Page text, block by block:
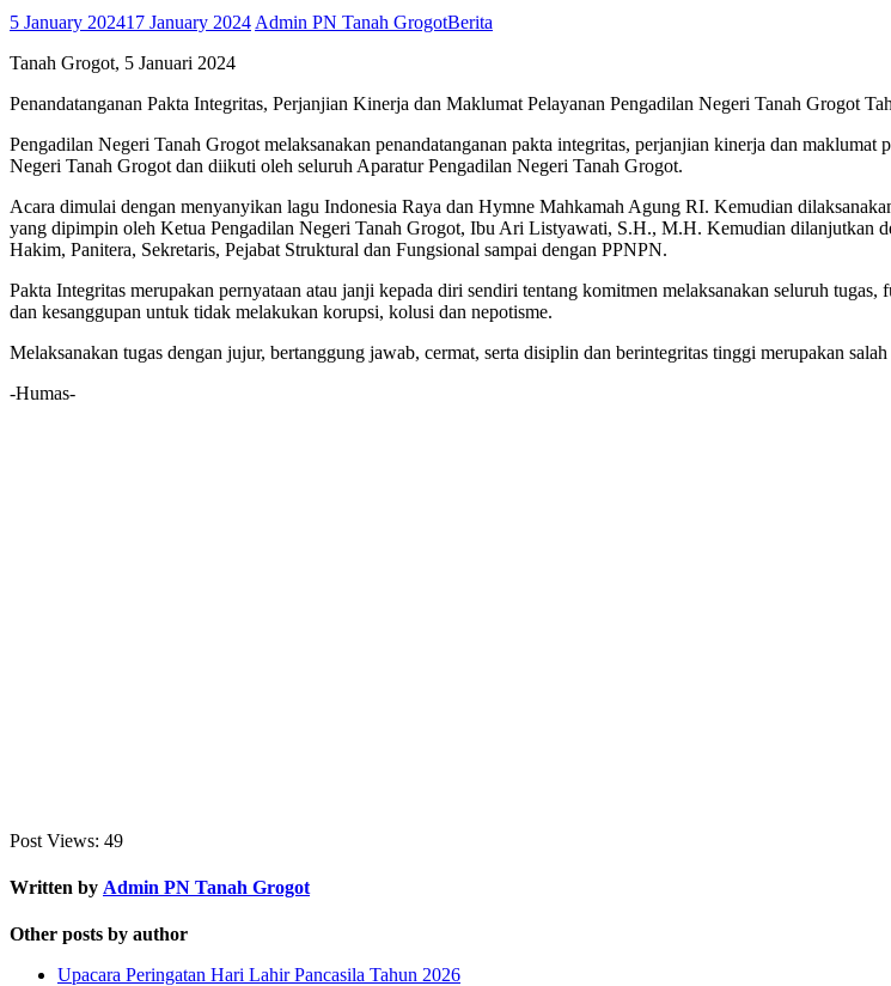
5 January 202417 January 2024 Admin PN Tanah GrogotBerita
Tanah Grogot, 5 Januari 2024
Penandatanganan Pakta Integritas, Perjanjian Kinerja dan Maklumat Pelayanan Pengadilan Negeri Tanah Grogot
Pengadilan Negeri Tanah Grogot melaksanakan penandatanganan pakta integritas, perjanjian kinerja dan
Negeri Tanah Grogot dan diikuti oleh seluruh Aparatur Pengadilan Negeri Tanah Grogot.
Acara dimulai dengan menyanyikan lagu Indonesia Raya dan Hymne Mahkamah Agung RI. Kemudian
yang dipimpin oleh Ketua Pengadilan Negeri Tanah Grogot, Ibu Ari Listyawati, S.H., M.H. Kemudian dilanjutkan
Hakim, Panitera, Sekretaris, Pejabat Struktural dan Fungsional sampai dengan PPNPN.
Pakta Integritas merupakan pernyataan atau janji kepada diri sendiri tentang komitmen melaksanakan seluruh
dan kesanggupan untuk tidak melakukan korupsi, kolusi dan nepotisme.
Melaksanakan tugas dengan jujur, bertanggung jawab, cermat, serta disiplin dan berintegritas tinggi merupakan
-Humas-
Post Views: 49
Written by Admin PN Tanah Grogot
Other posts by author
Upacara Peringatan Hari Lahir Pancasila Tahun 2026